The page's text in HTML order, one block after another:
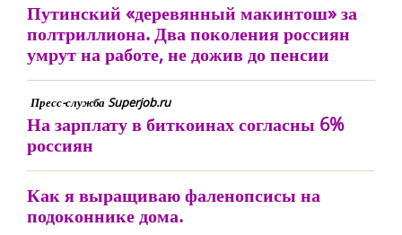
Путинский «деревянный макинтош» за
полтриллиона. Два поколения россиян
умрут на работе, не дожив до пенсии
Пресс-служба Superjob.ru
На зарплату в биткоинах согласны 6%
россиян
Как я выращиваю фаленопсисы на
подоконнике дома.